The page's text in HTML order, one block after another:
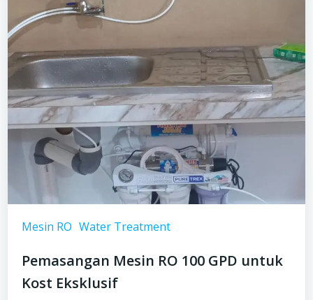
Mesin RO Water Treatment
Pemasangan Mesin RO 100 GPD untuk
Kost Eksklusif